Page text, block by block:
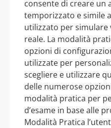
consente di creare un
temporizzato e simile
utilizzato per simulare
reale. La modalità
opzioni di
utilizzate per
scegliere e utilizzare
delle numerose
modalità pratica per
d’esame in base alle
Modalità Pratica